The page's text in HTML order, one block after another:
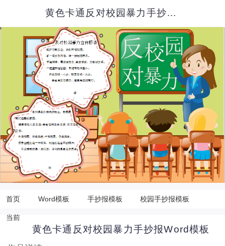
黄色卡通反对校园暴力手抄报Word模板
首页 Word模板 手抄报模板 校园手抄报模板
当前
黄色卡通反对校园暴力手抄报Word模板